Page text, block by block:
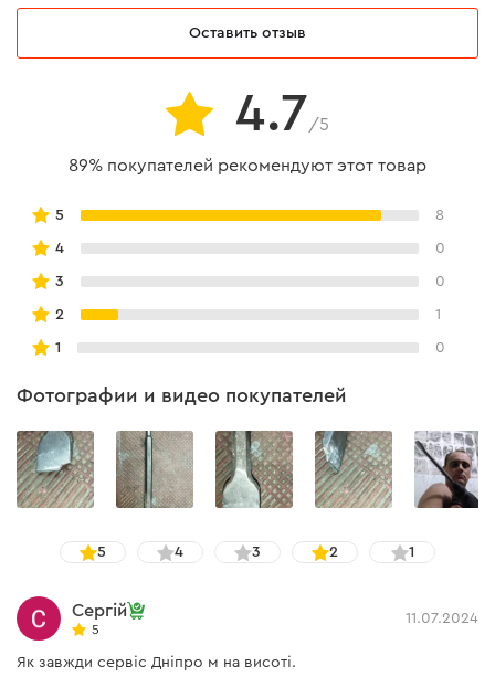
Оставить отзыв
4.7/5
89% покупателей рекомендуют этот товар
5 8
4 0
3 0
2 1
1 0
Фотографии и видео покупателей
5 4 3 2 1
Сергій
5
11.07.2024
Як завжди сервіс Дніпро м на висоті.